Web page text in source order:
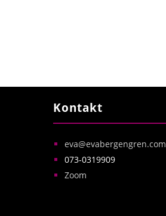
Kontakt
eva@evabergengren.com
073-0319909
Zoom